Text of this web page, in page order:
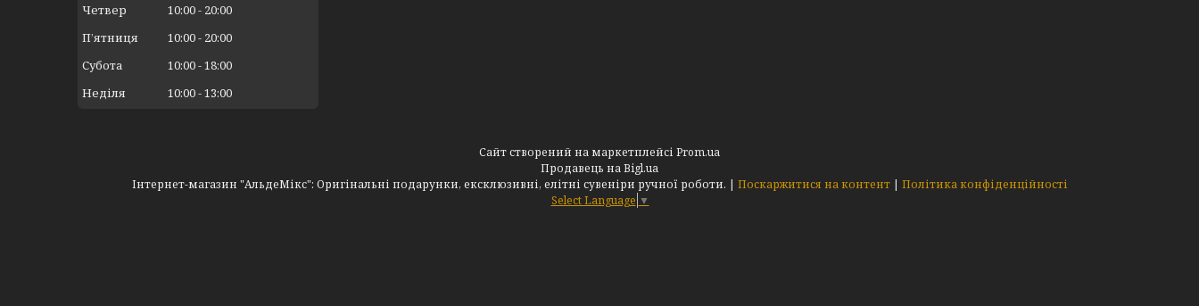
Четвер
10:00
20:00
Пʼятниця
10:00
20:00
Субота
10:00 18:00
Неділя
10:00 13:00
Сайт створений на маркетплейсі Prom.ua
Продавець на Bigl.ua
Інтернет-магазин "АльдеМікс": Оригінальні подарунки, ексклюзивні, елітні сувеніри ручної роботи. | Поскаржитися на контент | Політика конфіденційності
Select Language ▼